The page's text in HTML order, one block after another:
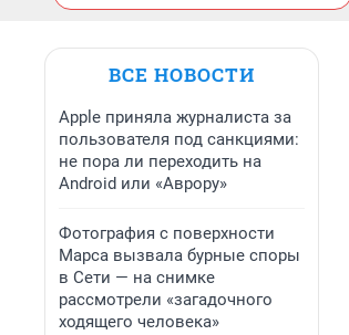
ВСЕ НОВОСТИ
Apple приняла журналиста за
пользователя под санкциями:
не пора ли переходить на
Android или «Аврору»
Фотография с поверхности
Марса вызвала бурные споры
в Сети — на снимке
рассмотрели «загадочного
ходящего человека»